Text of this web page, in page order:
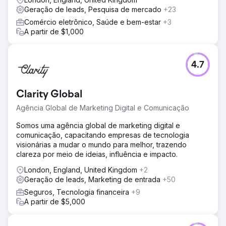
Ir para a página da agência
Geração de leads, Pesquisa de mercado +23
Comércio eletrônico, Saúde e bem-estar +3
A partir de $1,000
Clarity Global
Agência Global de Marketing Digital e Comunicação
4.7
Somos uma agência global de marketing digital e
comunicação, capacitando empresas de tecnologia
visionárias a mudar o mundo para melhor, trazendo
clareza por meio de ideias, influência e impacto.
London, England, United Kingdom +2
Geração de leads, Marketing de entrada +50
Seguros, Tecnologia financeira +9
A partir de $5,000